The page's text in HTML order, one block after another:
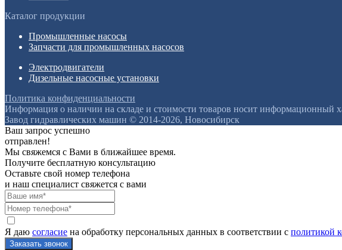
Каталог продукции
Промышленные насосы
Запчасти для промышленных насосов
Электродвигатели
Дизельные насосные установки
Политика конфиденциальности
Информация о наличии на складе и стоимости товаров носит информационный
Завод гидравлических машин © 2014-2026, Новосибирск
Ваш запрос успешно
отправлен!
Мы свяжемся с Вами в ближайшее время.
Получите бесплатную консультацию
Оставьте свой номер телефона
и наш специалист свяжется с вами
Я даю согласие на обработку персональных данных в соответствии с политикой